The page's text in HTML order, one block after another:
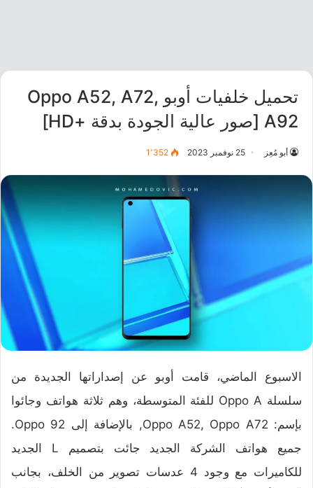
تحميل خلفيات أوبو Oppo A52, A72,
A92 [صور عالية الجودة بدقة +HD]
أبو مُعِز 25 نوفمبر 2023 1٬352
الاسبوع الماضي، قامت أوبو عن إصداراتها الجديدة من
سلسلة Oppo A للفئة المتوسطة، وهم ثلاثة هواتف وجائوا
بإسم: Oppo A52, Oppo A72, بالإضافة إلى Oppo 92.
جميع هواتف الشركة الجديد جائت بتصميم L الجديد
للكاميرات مع وجود 4 عدسات تصوير من الخلف، بجانب